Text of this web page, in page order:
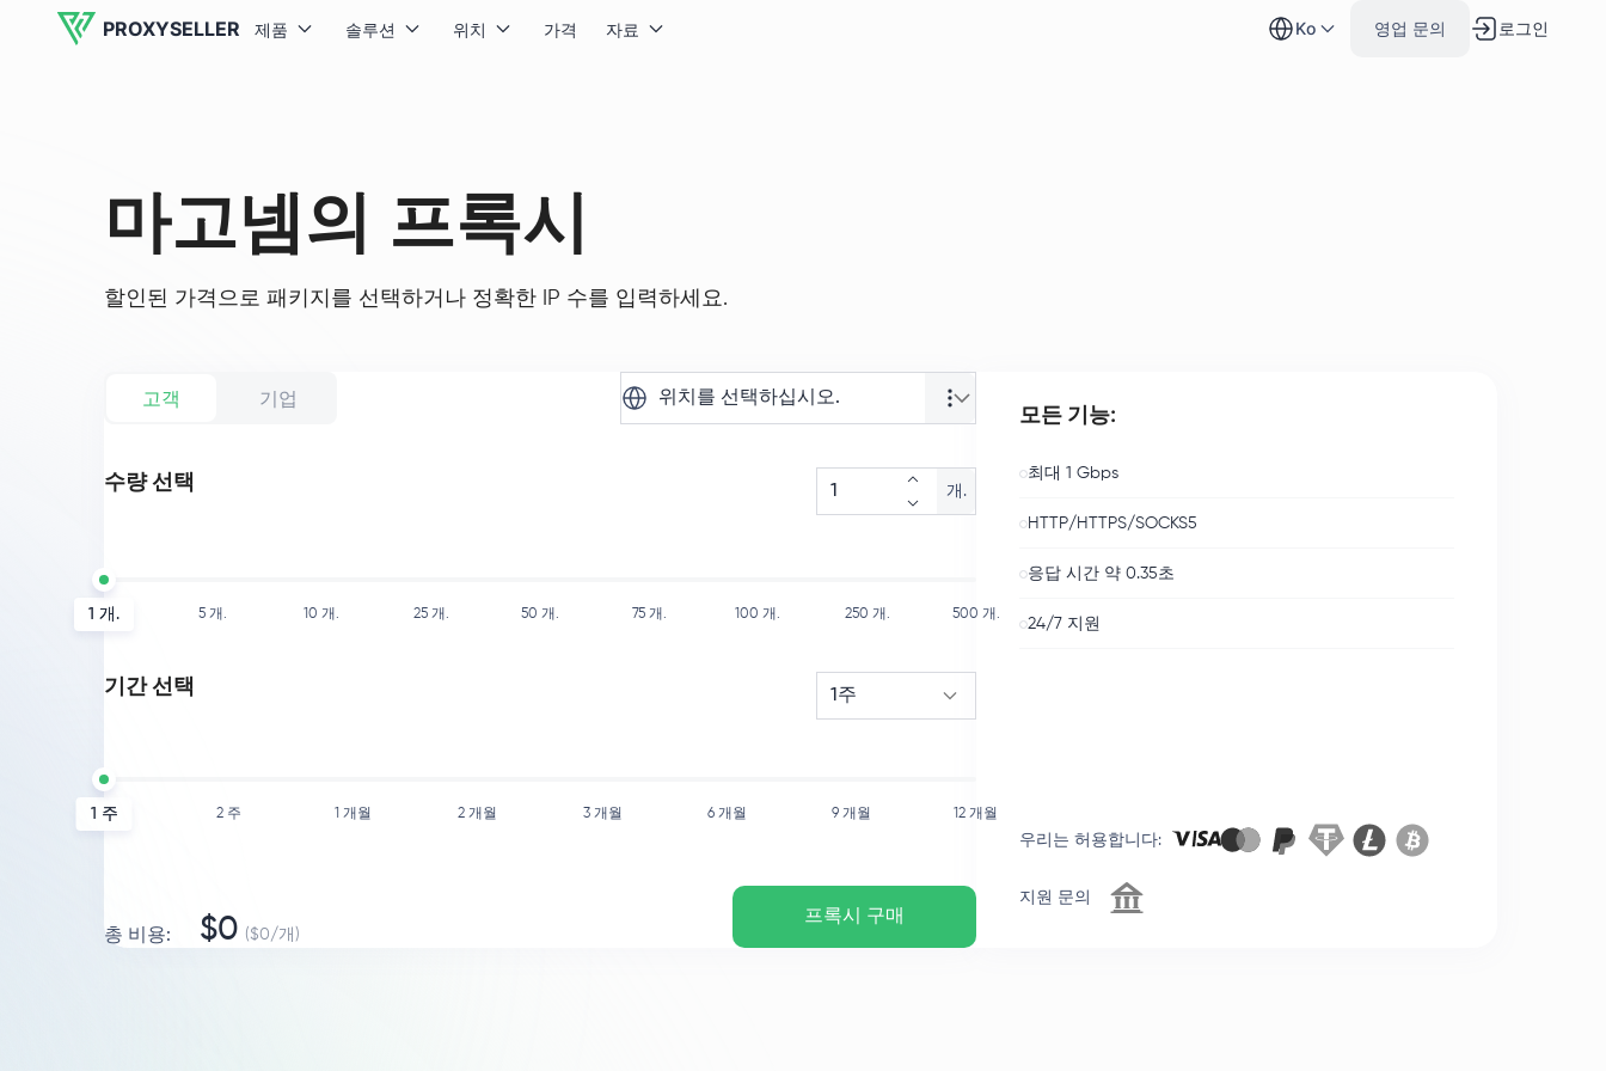
PROXYSELLER 제품 솔루션 위치 가격 자료 ko 영업 문의 로그인
마고넴의 프록시
할인된 가격으로 패키지를 선택하거나 정확한 IP 수를 입력하세요.
고객 기업 위치를 선택하십시오.
수량 선택 개.
1 개. 5 개. 10 개. 25 개. 50 개. 75 개. 100 개. 250 개. 500 개.
기간 선택 1주
1 주 2 주 1 개월 2 개월 3 개월 6 개월 9 개월 12 개월
총 비용: $0 ($0/개 )
프록시 구매
모든 기능:
최대 1 Gbps
HTTP/HTTPS/SOCKS5
응답 시간 약 0.35초
24/7 지원
우리는 허용합니다:
지원 문의